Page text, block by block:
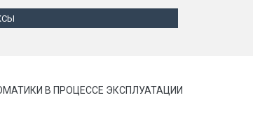
В ПРОЦЕССЕ ЭКСПЛУАТАЦИИ